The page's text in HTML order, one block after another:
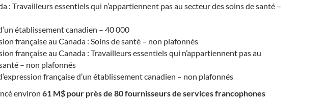
: Travailleurs essentiels qui n’appartiennent pas au secteur des soins de santé –
établissement canadien – 40 000
française au Canada : Soins de santé – non plafonnés
française au Canada : Travailleurs essentiels qui n’appartiennent pas au
– non plafonnés
française d’un établissement canadien – non plafonnés
environ 61 M$ pour près de 80 fournisseurs de services francophones